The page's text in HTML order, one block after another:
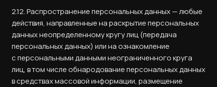
2.12. Распространение персональных данных — любые
действия, направленные на раскрытие персональных
данных неопределенному кругу лиц (передача
персональных данных) или на ознакомление
с персональными данными неограниченного круга
лиц, в том числе обнародование персональных данных
в средствах массовой информации, размещение